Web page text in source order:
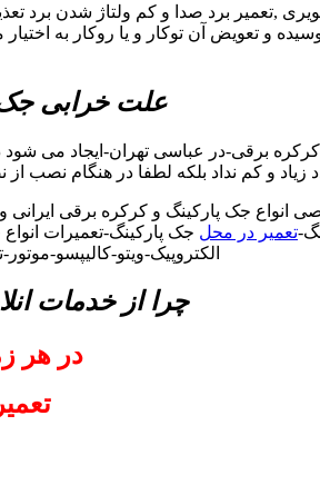
,تعمیر برد صدا و کم ولتاژ شدن برد
و تعویض آن توکار و یا روکار به
علت خرابی جک
برقی-در عباسی تهران-ایجاد می
زیاد و کم نداد بلکه لطفا در هنگام نصب
انواع جک پارکینگ و کرکره برقی
تعمیر در محل جک پارکینگ-تعمیرات
الکتروپیک-ویتو-کالیپسو-
چرا از خدمات
در هر